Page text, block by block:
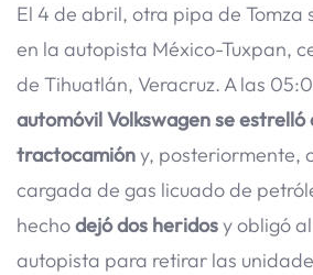
El 4 de abril, otra pipa de Tomza
en la autopista México-Tuxpan,
de Tihuatlán, Veracruz. A las
automóvil Volkswagen se estrelló
tractocamióny, posteriormente,
cargada de gas licuado de
hechodejó dos heridosy obligó
autopista para retirar las